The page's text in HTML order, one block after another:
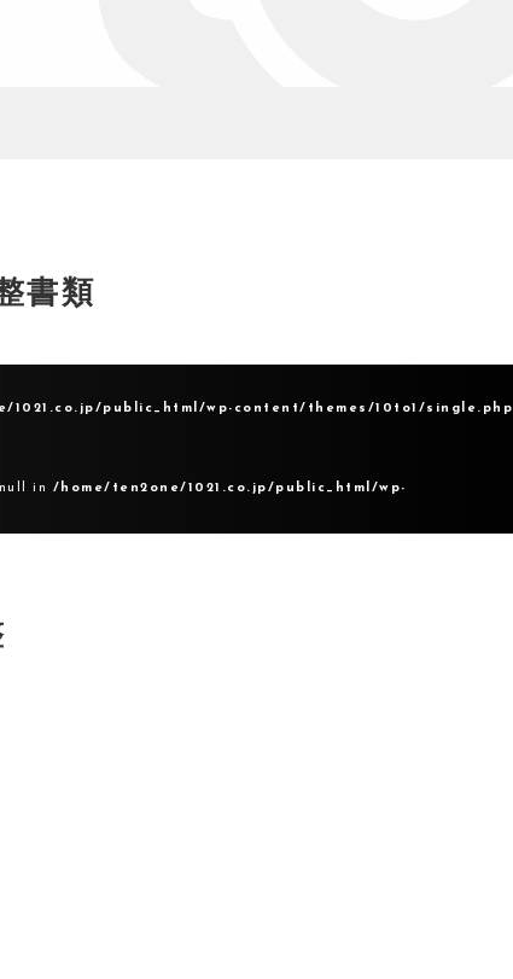
書類
1021.co.jp/public_html/wp-content/themes/10to1/single.php
in /home/ten2one/1021.co.jp/public_html/wp-